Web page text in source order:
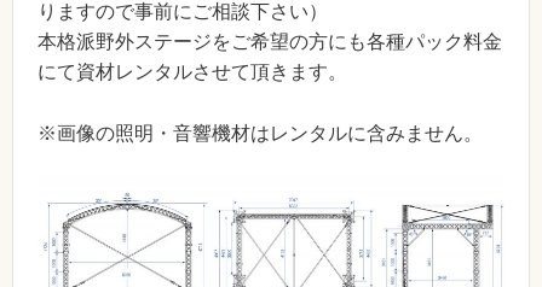
りますので事前にご相談下さい）
本格派野外ステージをご希望の方にも各種パック料金
にて資材レンタルさせて頂きます。
※画像の照明・音響機材はレンタルに含みません。